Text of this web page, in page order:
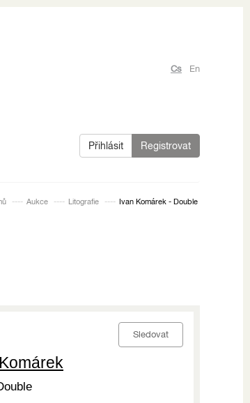
Cs En
Přihlásit Registrovat
Aukce Litografie Ivan Komárek - Double
Sledovat